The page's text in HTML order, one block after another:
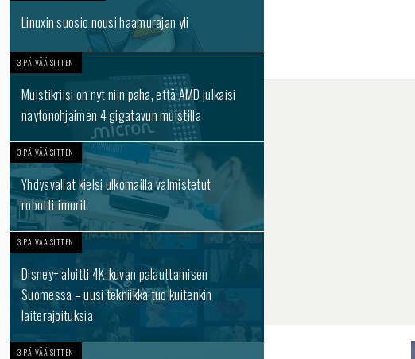
Linuxin suosio nousi haamurajan yli
3 PÄIVÄÄ SITTEN
Muistikriisi on nyt niin paha, että AMD julkaisi
näytönohjaimen 4 gigatavun muistilla
3 PÄIVÄÄ SITTEN
Yhdysvallat kielsi ulkomailla valmistetut
robotti-imurit
3 PÄIVÄÄ SITTEN
Disney+ aloitti 4K-kuvan palauttamisen
Suomessa – uusi tekniikka tuo kuitenkin
laiterajoituksia
3 PÄIVÄÄ SITTEN